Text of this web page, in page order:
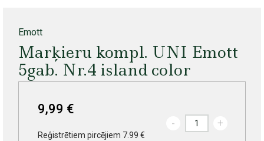
Emott
Marķieru kompl. UNI Emott
5gab. Nr.4 island color
9,99 €
Reģistrētiem pircējiem 7.99 €
- +